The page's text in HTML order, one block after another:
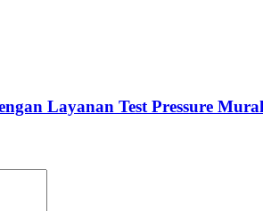
Layanan Test Pressure